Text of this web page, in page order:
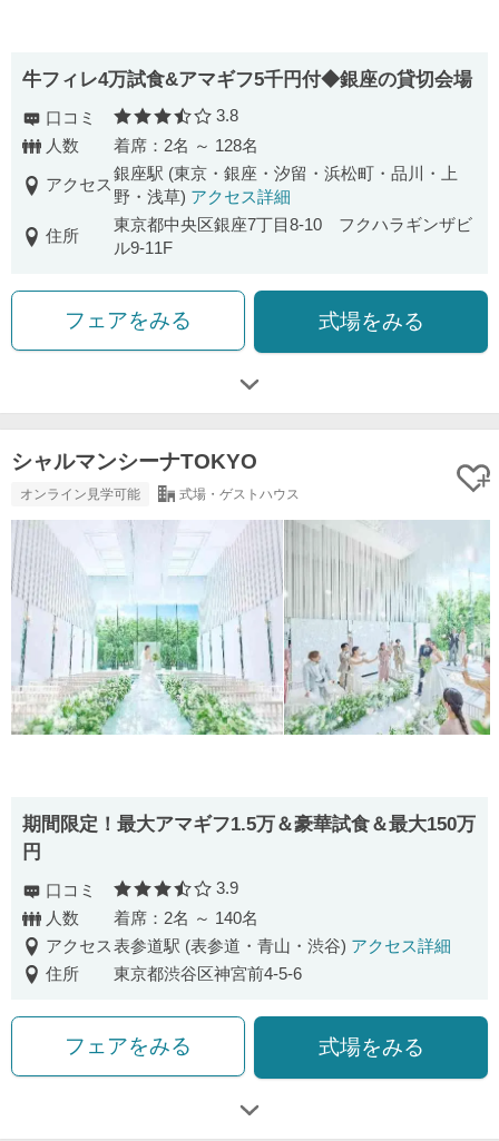
牛フィレ4万試食&アマギフ5千円付◆銀座の貸切会場
口コミ 口コミ評価
3.8
人数
着席：2名 ～ 128名
アクセス
銀座駅 (東京・銀座・汐留・浜松町・品川・上
野・浅草) アクセス詳細
住所
東京都中央区銀座7丁目8-10 フクハラギンザビ
ル9-11F
フェアをみる 式場をみる
シャルマンシーナTOKYO
オンライン見学可能 式場・ゲストハウス
期間限定！最大アマギフ1.5万＆豪華試食＆最大150万
円
口コミ 口コミ評価
3.9
人数
着席：2名 ～ 140名
アクセス表参道駅 (表参道・青山・渋谷) アクセス詳細
住所
東京都渋谷区神宮前4-5-6
フェアをみる 式場をみる